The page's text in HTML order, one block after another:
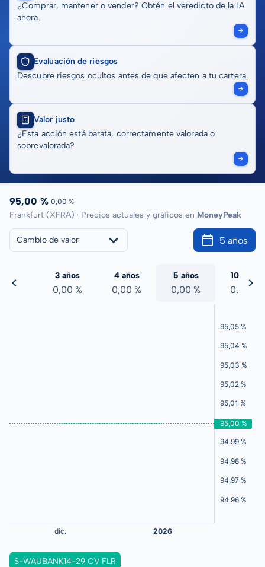
¿Comprar, mantener o vender? Obtén el veredicto de la IA
ahora.
Evaluación de riesgos
Descubre riesgos ocultos antes de que afecten a tu cartera.
Valor justo
¿Esta acción está barata, correctamente valorada o
sobrevalorada?
95,00 % 0,00 %
Frankfurt (XFRA) · Precios actuales y gráficos en MoneyPeak
Cambio de valor 5 años
%
3 años
0,00 %
4 años
0,00 %
5 años
0,00 %
10 años
0,00 %
S-WAUBANK14-29 CV FLR